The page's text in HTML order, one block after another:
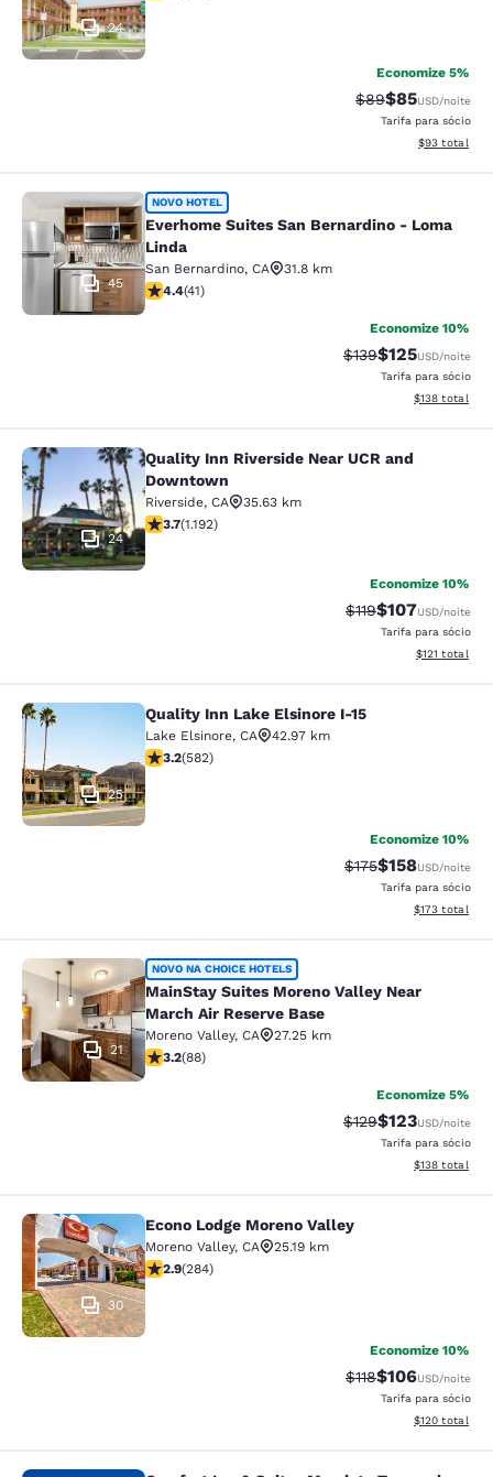
24
Economize 5%
Tarifa anterior
$89Tarifa com
$85USD/noite
Tarifa para sócio
Exibir
$93 total
Everhome Suites San Bernardino -
45
NOVO HOTEL
Everhome Suites San Bernardino - Loma
Linda
San Bernardino, CA
31.8 km
classificação 4.39 estrelas. Excelente. 41 avaliações
4.4(41)
Economize 10%
Tarifa anterior
$139Tarifa com
$125USD/noite
Tarifa para sócio
Exibir
$138 total
Quality Inn Riverside Near UCR
24
Quality Inn Riverside Near UCR and
Downtown
Riverside, CA
35.63 km
classificação 3.66 estrelas. Bom. 1192 avaliações
3.7(1.192)
Economize 10%
Tarifa anterior
$119Tarifa com
$107USD/noite
Tarifa para sócio
Exibir
$121 total
Quality Inn Lake Elsinore I-15
25
Quality Inn Lake Elsinore I-15
Lake Elsinore, CA
42.97 km
classificação 3.23 estrelas. Bom. 582 avaliações
3.2(582)
Economize 10%
Tarifa anterior
$175Tarifa com
$158USD/noite
Tarifa para sócio
Exibir
$173 total
MainStay Suites Moreno Valley
21
NOVO NA CHOICE HOTELS
MainStay Suites Moreno Valley Near
March Air Reserve Base
Moreno Valley, CA
27.25 km
classificação 3.16 estrelas. Bom. 88 avaliações
3.2(88)
Economize 5%
Tarifa anterior
$129Tarifa com
$123USD/noite
Tarifa para sócio
Exibir
$138 total
Econo Lodge Moreno Valley
30
Econo Lodge Moreno Valley
Moreno Valley, CA
25.19 km
classificação 2.92 estrelas. Razoável. 284 avaliações
2.9(284)
Economize 10%
Tarifa anterior
$118Tarifa com
$106USD/noite
Tarifa para sócio
Exibir
$120 total